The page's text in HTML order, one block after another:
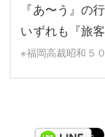
『あ〜う』の
いずれも『旅
※福岡高裁昭和５